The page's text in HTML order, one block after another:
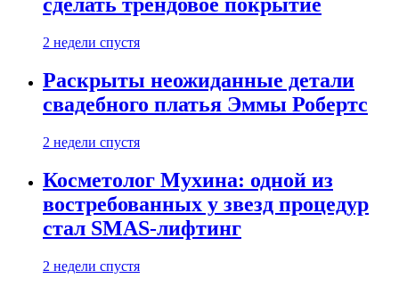
сделать трендовое покрытие
2 недели спустя
Раскрыты неожиданные детали
свадебного платья Эммы Робертс
2 недели спустя
Косметолог Мухина: одной из
востребованных у звезд процедур
стал SMAS-лифтинг
2 недели спустя